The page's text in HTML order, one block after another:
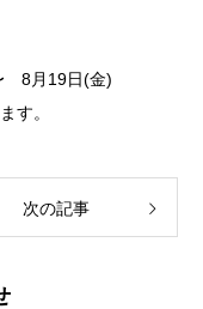
8月19日(金)
す。
次の記事